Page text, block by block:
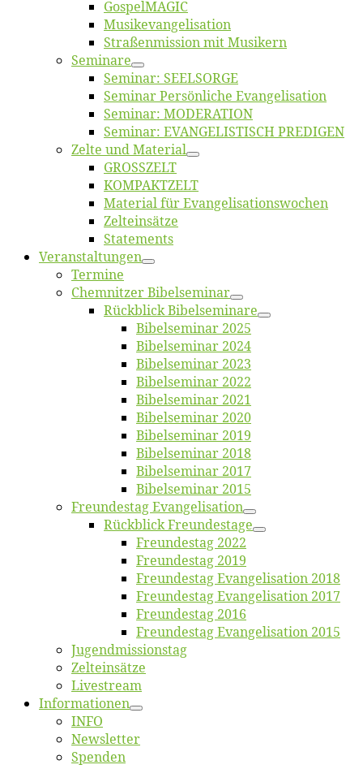
Gos­pel­MA­GIC
Musikevan­ge­li­sa­tion
Straßenmis­sion mit Musikern
Se­mi­na­re
Se­mi­nar: SEELSORGE
Se­mi­nar Per­sön­li­che Evangelisation
Se­mi­nar: MODERATION
Se­mi­nar: EVANGELISTISCH PREDIGEN
Zel­te und Material
GROSSZELT
KOMPAKTZELT
Ma­te­ri­al für Evangelisationswochen
Zelt­ein­sät­ze
State­ments
Ver­an­stal­tun­gen
Ter­mi­ne
Chemnit­zer Bibelseminar
Rück­blick Bibelseminare
Bi­bel­se­mi­nar 2025
Bi­bel­se­mi­nar 2024
Bi­bel­se­mi­nar 2023
Bi­bel­se­mi­nar 2022
Bi­bel­se­mi­nar 2021
Bi­bel­se­mi­nar 2020
Bi­bel­se­mi­nar 2019
Bi­bel­se­mi­nar 2018
Bibelsemi­nar 2017
Bibelsemi­nar 2015
Freun­des­tag Evangelisation
Rück­blick Freundestage
Freun­des­tag 2022
Freun­des­tag 2019
Freun­des­tag Evan­ge­li­sa­ti­on 2018
Freun­des­tag Evan­ge­li­sa­ti­on 2017
Freun­des­tag 2016
Freun­des­tag Evan­ge­li­sa­ti­on 2015
Jugend­mis­sions­tag
Zelt­ein­sät­ze
Live­stream
Informatio­nen
INFO
News­let­ter
Spen­den